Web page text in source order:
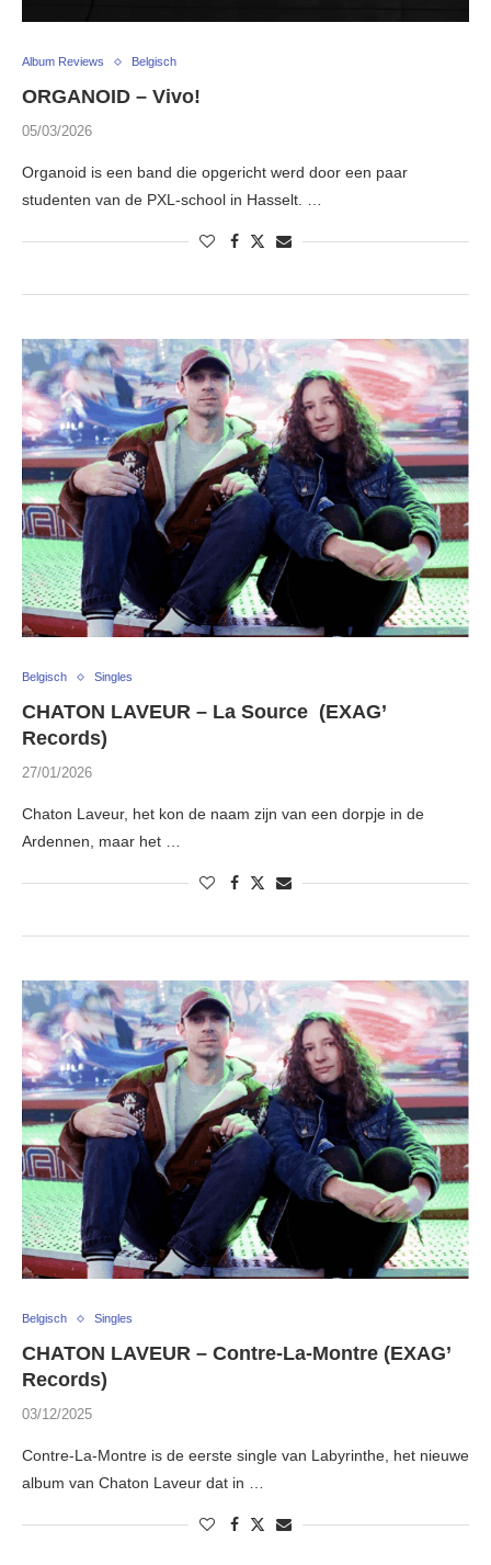
Album Reviews Belgisch
ORGANOID – Vivo!
05/03/2026
Organoid is een band die opgericht werd door een paar
studenten van de PXL-school in Hasselt. …
Belgisch Singles
CHATON LAVEUR – La Source (EXAG’
Records)
27/01/2026
Chaton Laveur, het kon de naam zijn van een dorpje in de
Ardennen, maar het …
Belgisch Singles
CHATON LAVEUR – Contre-La-Montre (EXAG’
Records)
03/12/2025
Contre-La-Montre is de eerste single van Labyrinthe, het nieuwe
album van Chaton Laveur dat in …